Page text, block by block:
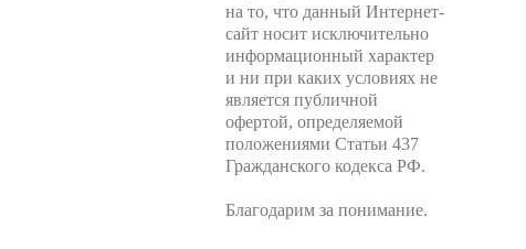
на то, что данный Интернет-
сайт носит исключительно
информационный характер
и ни при каких условиях не
является публичной
офертой, определяемой
положениями Статьи 437
Гражданского кодекса РФ.
Благодарим за понимание.